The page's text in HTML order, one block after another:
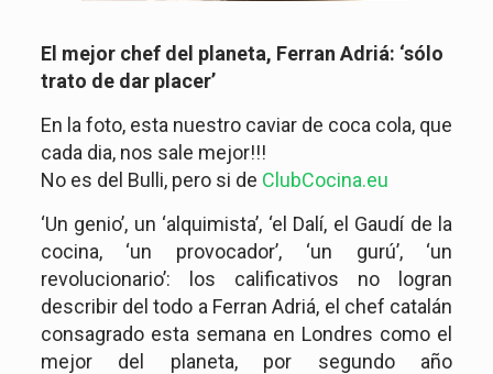
El mejor chef del planeta, Ferran Adriá: ‘sólo
trato de dar placer’
En la foto, esta nuestro caviar de coca cola, que
cada dia, nos sale mejor!!!
No es del Bulli, pero si de ClubCocina.eu
‘Un genio’, un ‘alquimista’, ‘el Dalí, el Gaudí de la
cocina, ‘un provocador’, ‘un gurú’, ‘un
revolucionario’: los calificativos no logran
describir del todo a Ferran Adriá, el chef catalán
consagrado esta semana en Londres como el
mejor del planeta, por segundo año